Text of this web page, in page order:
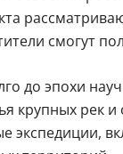
смогут
до эпохи
крупных рек
экспедиции,